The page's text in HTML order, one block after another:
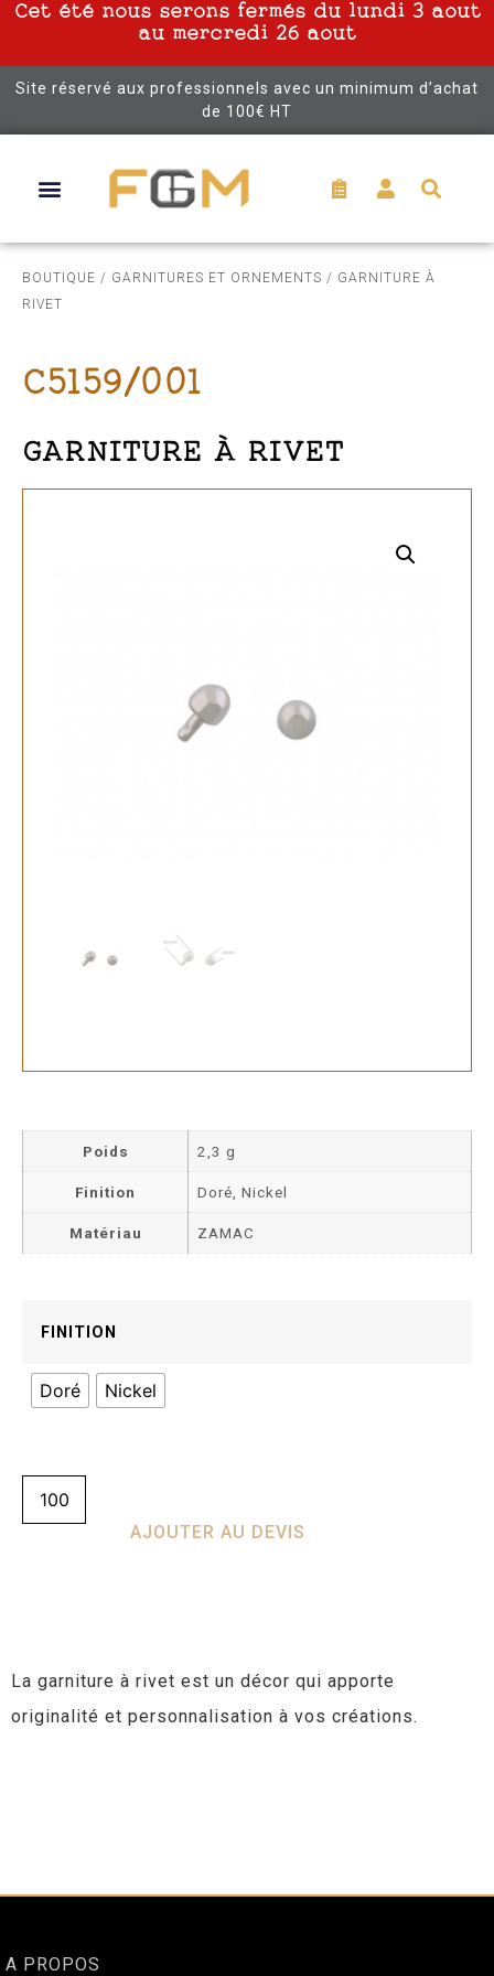
Cet été nous serons fermés du lundi 3 aout
au mercredi 26 aout
Site réservé aux professionnels avec un minimum d’achat
de 100€ HT
BOUTIQUE / GARNITURES ET ORNEMENTS / GARNITURE À
RIVET
C5159/001
GARNITURE À RIVET
Poids 2,3 g
Finition Doré, Nickel
Matériau ZAMAC
FINITION
Doré Nickel
AJOUTER AU DEVIS
La garniture à rivet est un décor qui apporte
originalité et personnalisation à vos créations.
A PROPOS